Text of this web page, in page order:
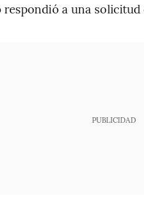
a una
PUBLICIDAD